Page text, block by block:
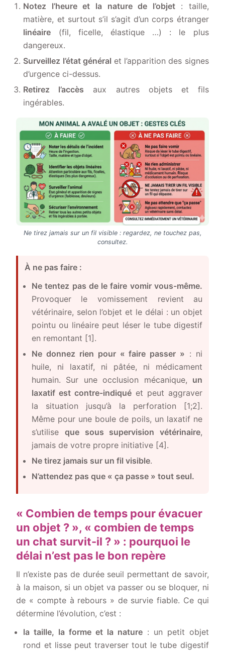
Notez l’heure et la nature de l’objet: taille,
matière, et surtout s’il s’agit d’un corps étranger
linéaire (fil, ficelle, élastique …) : le plus
dangereux.
Surveillez l’état général et l’apparition des signes
d’urgence ci-dessus.
Retirez l’accès aux autres objets et fils
ingérables.
Ne tirez jamais sur un fil visible : regardez, ne touchez pas,
consultez.
À ne pas faire :
Ne tentez pas de le faire vomir vous-même.
Provoquer le vomissement revient au
vétérinaire, selon l’objet et le délai : un objet
pointu ou linéaire peut léser le tube digestif
en remontant [1].
Ne donnez rien pour « faire passer » : ni
huile, ni laxatif, ni pâtée, ni médicament
humain. Sur une occlusion mécanique, un
laxatif est contre-indiquéet peut aggraver
la situation jusqu’à la perforation [1;2].
Même pour une boule de poils, un laxatif ne
s’utilise que sous supervision vétérinaire,
jamais de votre propre initiative [4].
Ne tirez jamais sur un fil visible.
N’attendez pas que « ça passe » tout seul.
« Combien de temps pour évacuer
un objet ? », « combien de temps
un chat survit-il ? » : pourquoi le
délai n’est pas le bon repère
Il n’existe pas de durée seuil permettant de savoir,
à la maison, si un objet va passer ou se bloquer, ni
de « compte à rebours » de survie fiable. Ce qui
détermine l’évolution, c’est :
la taille, la forme et la nature: un petit objet
rond et lisse peut traverser tout le tube digestif